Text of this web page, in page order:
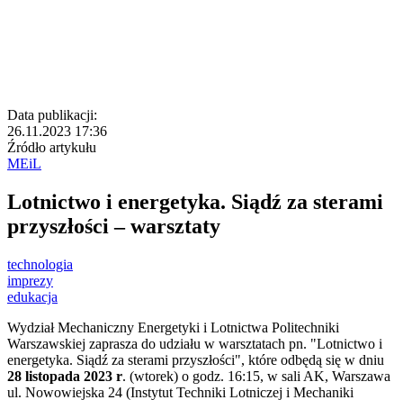
Data publikacji:
26.11.2023 17:36
Źródło artykułu
MEiL
Lotnictwo i energetyka. Siądź za sterami
przyszłości – warsztaty
technologia
imprezy
edukacja
Wydział Mechaniczny Energetyki i Lotnictwa Politechniki
Warszawskiej zaprasza do udziału w warsztatach pn. "Lotnictwo i
energetyka. Siądź za sterami przyszłości", które odbędą się w dniu
28 listopada 2023 r. (wtorek) o godz. 16:15, w sali AK, Warszawa
ul. Nowowiejska 24 (Instytut Techniki Lotniczej i Mechaniki